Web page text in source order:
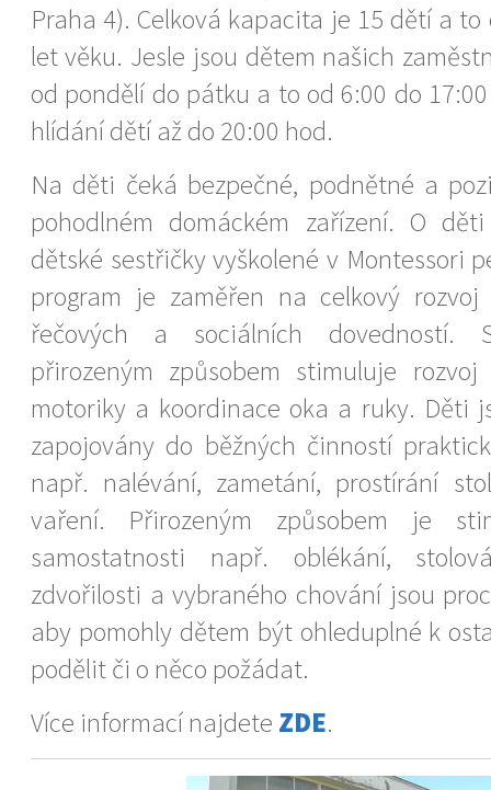
Praha 4). Celková kapacita je 15 dětí a
let věku. Jesle jsou dětem našich
od pondělí do pátku a to od 6:00 do
hlídání dětí až do 20:00 hod.
Na děti čeká bezpečné, podnětné a
pohodlném domáckém zařízení. O
dětské sestřičky vyškolené v Montessori
program je zaměřen na celkový rozvoj
řečových a sociálních dovedností.
přirozeným způsobem stimuluje
motoriky a koordinace oka a ruky. Děti
zapojovány do běžných činností
např. nalévání, zametání, prostírání
vaření. Přirozeným způsobem je
samostatnosti např. oblékání,
zdvořilosti a vybraného chování jsou
aby pomohly dětem být ohleduplné k
podělit či o něco požádat.
Více informací najdete ZDE.